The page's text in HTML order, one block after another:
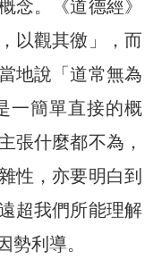
念。《道德經》
以觀其徼」，而
地說「道常無為
一簡單直接的概
張什麼都不為，
性，亦要明白到
超我們所能理解
勢利導。